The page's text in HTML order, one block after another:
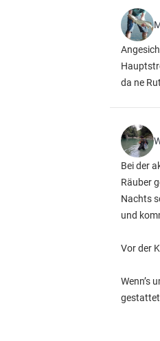
da ne
Bei der
Räuber
Nachts
und
Vor der
Wenn’s